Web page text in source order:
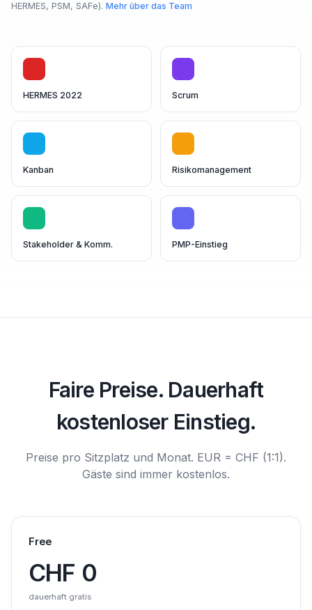
HERMES 2022 Scrum
Kanban Risikomanagement
Stakeholder & Komm. PMP-Einstieg
HERMES, PSM, SAFe). Mehr über das Team
Faire Preise. Dauerhaft
kostenloser Einstieg.
Preise pro Sitzplatz und Monat. EUR = CHF (1:1).
Gäste sind immer kostenlos.
Free
CHF 0
dauerhaft gratis